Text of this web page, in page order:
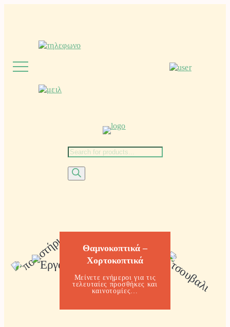
Αναζήτηση
Θαμνοκοπτικά –
Χορτοκοπτικά
Μείνετε ενήμεροι για τις
τελευταίες προσθήκες και
καινοτομίες…